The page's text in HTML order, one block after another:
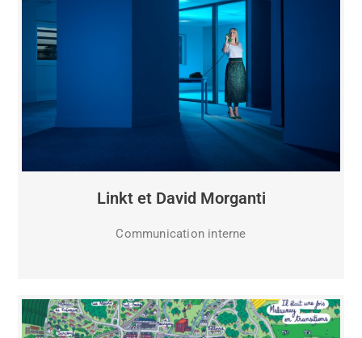
Linkt et David Morganti
Communication interne